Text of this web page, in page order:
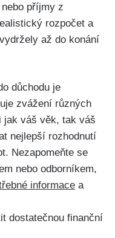
příjmy z
rozpočet a
až do konání
důchodu je
zvážení různých
jak váš věk, tak váš
nejlepší rozhodnutí
Nezapomeňte se
nebo odborníkem,
informace a